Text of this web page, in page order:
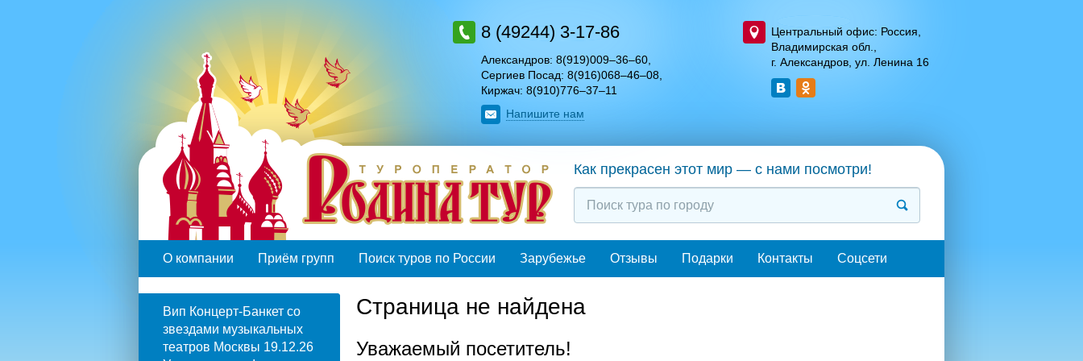
8 (49244) 3-17-86
Александров: 8(919)009–36–60
Сергиев Посад: 8(916)068–46–08
Киржач: 8(910)776–37–11
Напишите нам
Центральный офис: Россия,
Владимирская обл.,
г. Александров, ул. Ленина 16
Как прекрасен этот мир — с нами посмотри!
О компании Приём групп Поиск туров по России Зарубежье Отзывы Подарки Контакты Соцсети
Вип Концерт-Банкет со
звездами музыкальных
театров Москвы 19.12.26
Страница не найдена
Уважаемый посетитель!